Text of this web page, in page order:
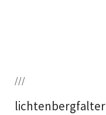
///
lichtenbergfalter